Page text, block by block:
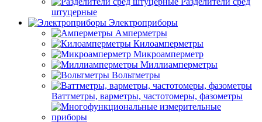
штуцерные
Электроприборы
Амперметры
Килоамперметры
Микроамперметр
Миллиамперметры
Вольтметры
Ваттметры, варметры, частотомеры, фазометры